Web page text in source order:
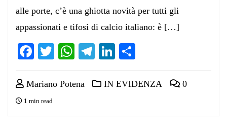
alle porte, c’è una ghiotta novità per tutti gli
appassionati e tifosi di calcio italiano: è […]
Facebook
TwitterWhatsApp
Telegram
LinkedIn
Mariano Potena IN EVIDENZA 0
1 min read